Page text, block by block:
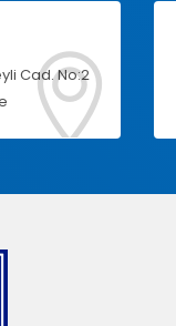
Cad. No:2